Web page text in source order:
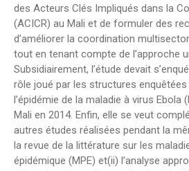
des Acteurs Clés Impliqués dans la
(ACICR) au Mali et de formuler des
d’améliorer la coordination
tout en tenant compte de l’approche
Subsidiairement, l’étude devait
rôle joué par les structures
l’épidémie de la maladie à virus Ebola
Mali en 2014. Enfin, elle se veut
autres études réalisées pendant la
la revue de la littérature sur les
épidémique (MPE) et(ii) l’analyse